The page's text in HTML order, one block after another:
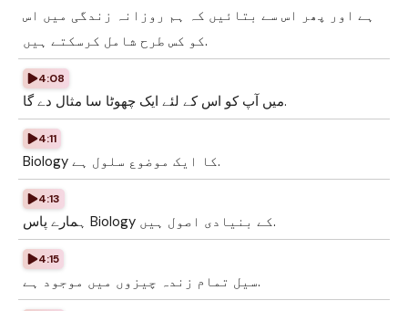
ہے اور پھر اس سے بتائیں کہ ہم روزانہ زندگی میں اس
کو کس طرح شامل کرسکتے ہیں.
4:08
میں آپ کو اس کے لئے ایک چھوٹا سا مثال دے گا.
4:11
Biology کا ایک موضوع سلول ہے.
4:13
ہمارے پاس Biology کے بنیادی اصول ہیں.
4:15
سیل تمام زندہ چیزوں میں موجود ہے.